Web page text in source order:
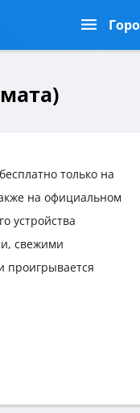
только на
на официальном
устройства
свежими
проигрывается